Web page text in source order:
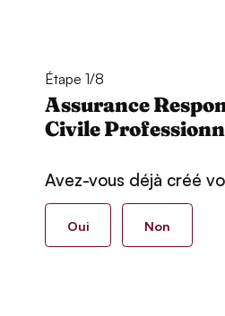
Étape 1/8
Assurance
Civile
Avez-vous déjà créé
Oui Non